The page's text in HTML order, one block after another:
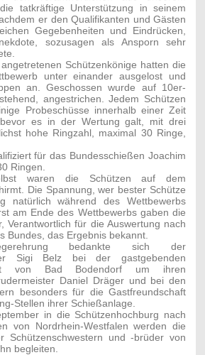
tatkräftige Unterstützung in seinem
er den Qualifikanten und Gästen
Gegebenheiten und Eindrücken,
sozusagen als Ansporn sehr
Schützenkönige hatten die
unter einander ausgelost und
an. Geschossen wurde auf 10er-
angestrichen. Jedem Schützen
Probeschüsse innerhalb einer Zeit
es in der Wertung galt, mit drei
hohe Ringzahl, maximal 30 Ringe,
für das Bundesschießen Joachim
Ringen.
waren die Schützen auf dem
Die Spannung, wer bester Schütze
natürlich während des Wettbewerbs
am Ende des Wettbewerbs gaben die
Verantwortlich für die Auswertung nach
Bundes, das Ergebnis bekannt.
bedankte sich der
Sigi Belz bei der gastgebenden
von Bad Bodendorf um ihren
Daniel Dräger und bei den
besonders für die Gastfreundschaft
Stellen ihrer Schießanlage.
in die Schützenhochburg nach
von Nordrhein-Westfalen werden die
Schützenschwestern und -brüder von
begleiten.